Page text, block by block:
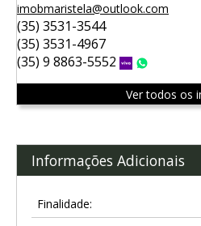
imobmaristela@outlook.com
(35) 3531-3544
(35) 3531-4967
(35) 9 8863-5552
Vivo
Ver todos os
Informações Adicionais
Finalidade: